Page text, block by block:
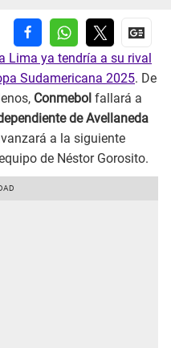
Lima ya tendría a su rival
Sudamericana 2025. De
Conmebol fallará a
de Avellaneda
a la siguiente
de Néstor Gorosito.